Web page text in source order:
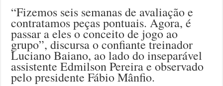
“Fizemos seis semanas de avaliação e
contratamos peças pontuais. Agora, é
passar a eles o conceito de jogo ao
grupo”, discursa o confiante treinador
Luciano Baiano, ao lado do inseparável
assistente Edmilson Pereira e observado
pelo presidente Fábio Mânfio.